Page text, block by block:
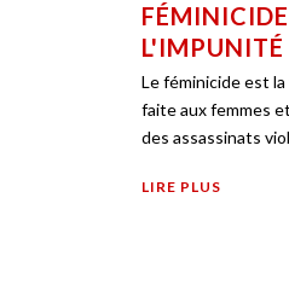
L'IMPUNITÉ
Le féminicide est
faite aux femmes
des assassinats
LIRE PLUS